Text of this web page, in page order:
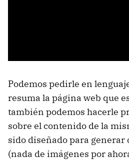
Podemos pedirle en
resuma la página web que
también podemos hacerle
sobre el contenido de la
sido diseñado para
(nada de imágenes por